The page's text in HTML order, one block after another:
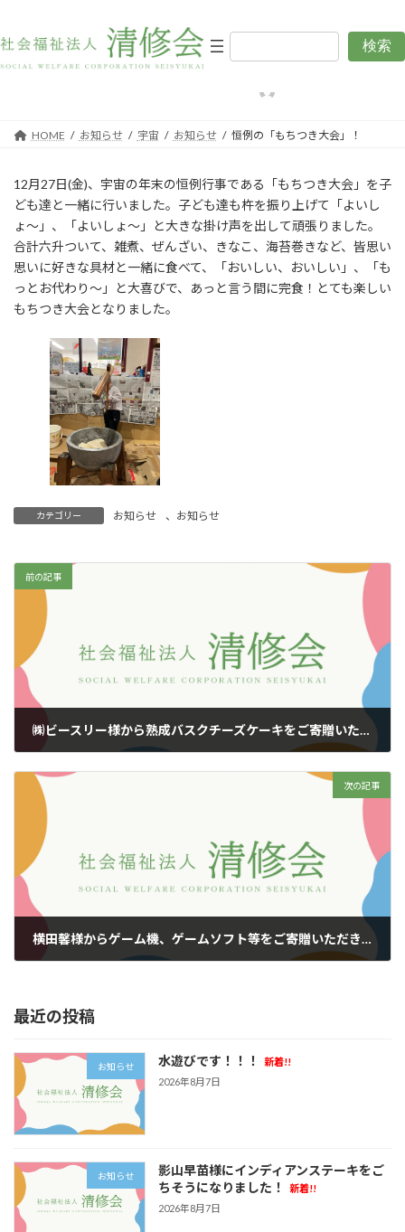
テ
ン
ゲ
ー
検索
恒例の「もちつき大会」！
日
時
HOME お知らせ 宇宙 お知らせ 恒例の「もちつき大会」！
12月27日(金)、宇宙の年末の恒例行事である「もちつき大会」を子
ども達と一緒に行いました。子ども達も杵を振り上げて「よいし
ょ～」、「よいしょ～」と大きな掛け声を出して頑張りました。
合計六升ついて、雑煮、ぜんざい、きなこ、海苔巻きなど、皆思い
思いに好きな具材と一緒に食べて、「おいしい、おいしい」、「も
っとお代わり～」と大喜びで、あっと言う間に完食！とても楽しい
もちつき大会となりました。
カテゴリー お知らせ 、 お知らせ
前の記事
㈱ビースリー様から熟成バスクチーズケーキをご寄贈いただきました！
次の記事
横田馨様からゲーム機、ゲームソフト等をご寄贈いただきました！
最近の投稿
お知らせ 水遊びです！！！
新着!!
2026年8月7日
お知らせ
影山早苗様にインディアンステーキをご
ちそうになりました！
新着!!
2026年8月7日